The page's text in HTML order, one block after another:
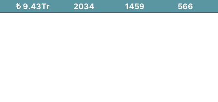
9.43Tr
2034
1459
566